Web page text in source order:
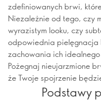
zdefiniowanych brwi,
Niezależnie od tego, czy
wyrazistym looku, czy
odpowiednia pielęgnacja
zachowania ich idealnego
Pożegnaj nieujarzmione
że Twoje spojrzenie
Podstawy